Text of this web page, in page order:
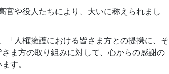
官や役人たちにより、大いに称えられまし
「人権擁護における皆さま方との提携に、そ
ま方の取り組みに対して、心からの感謝の
す。